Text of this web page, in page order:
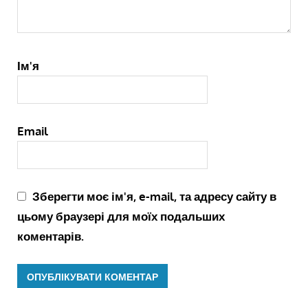
Ім'я
Email
Зберегти моє ім'я, e-mail, та адресу сайту в
цьому браузері для моїх подальших
коментарів.